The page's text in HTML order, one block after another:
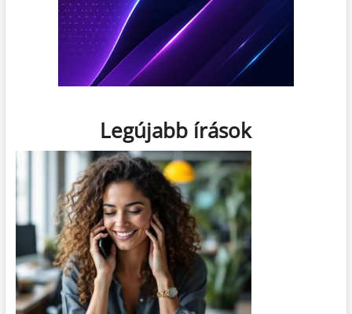
Legújabb írások